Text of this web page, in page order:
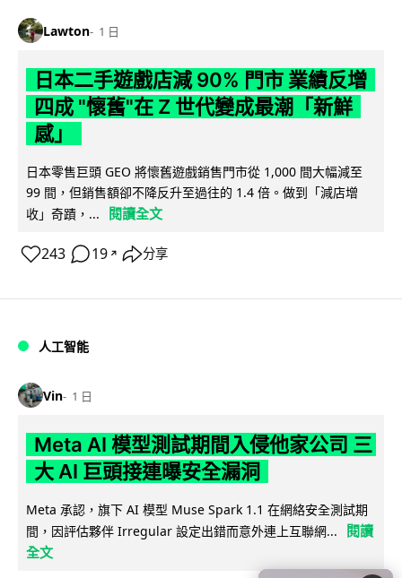
Lawton 1 日
日本二手遊戲店減 90% 門市 業績反增
四成 "懷舊"在 Z 世代變成最潮「新鮮
感」
日本零售巨頭 GEO 將懷舊遊戲銷售門市從 1,000 間大幅減至
99 間，但銷售額卻不降反升至過往的 1.4 倍。做到「減店增
收」奇蹟，...
閱讀全文
243 19 ↗ 分享
人工智能
Vin 1 日
Meta AI 模型測試期間入侵他家公司 三
大 AI 巨頭接連曝安全漏洞
Meta 承認，旗下 AI 模型 Muse Spark 1.1 在網絡安全測試期
間，因評估夥伴 Irregular 設定出錯而意外連上互聯網...
閱讀
全文